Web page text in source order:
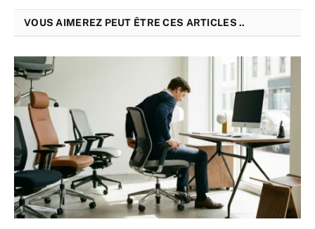
VOUS AIMEREZ PEUT ÊTRE CES ARTICLES ..